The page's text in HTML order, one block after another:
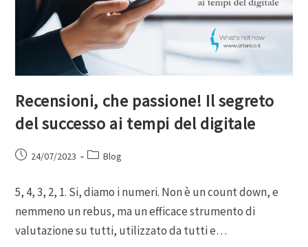
Recensioni, che passione! Il segreto
del successo ai tempi del digitale
24/07/2023 Blog
5, 4, 3, 2, 1. Si, diamo i numeri. Non è un count down, e
nemmeno un rebus, ma un efficace strumento di
valutazione su tutti, utilizzato da tutti e…